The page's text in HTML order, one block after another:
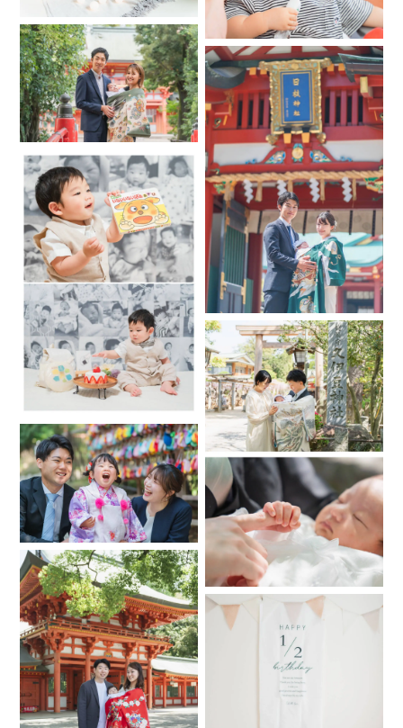
*
*
ニューボーンフォトのご予約は
以下をお読みいただき「質問する」ボタンからニューボーン
フォト専用のお問い合わせシートにご記入いただきお問い合
わせください
*
*
*
👶ニューボーンフォト は【産後】にご予約をお願いします
生後間もない一瞬のお時間,
ぜひ素敵なお写真を残しませんか？
宝物になること間違いなしです✨
*
*
おくるみなどを巻くニューボーンフォトは
生後３週間以内（推奨は２週間以内）の
寝ているときに撮影するお写真です
寝かしつけや小物の準備なども
撮影時間に含まれるため、
1時間の予約の場合は赤ちゃんのご機嫌によっては
寝ていない写真になる場合がありますこと、
ご了承ください
ご兄弟とのお写真や
双子ちゃんの撮影をご希望の場合は
2枠以上のご予約からお受けしております
（ご兄弟のご機嫌が難しい場合は
安全面から撮影が出来ない場合もありますので
予めご了承頂けますと幸いです）
また頬杖のポーズはお受けできません
承れるのはポートフォリオにあるような